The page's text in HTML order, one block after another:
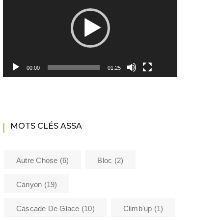
Les encadrants du club
Sécurité
00:00 01:25
MOTS CLÉS ASSA
Autre Chose (6) Bloc (2)
Canyon (19)
Cascade De Glace (10) Climb'up (1)